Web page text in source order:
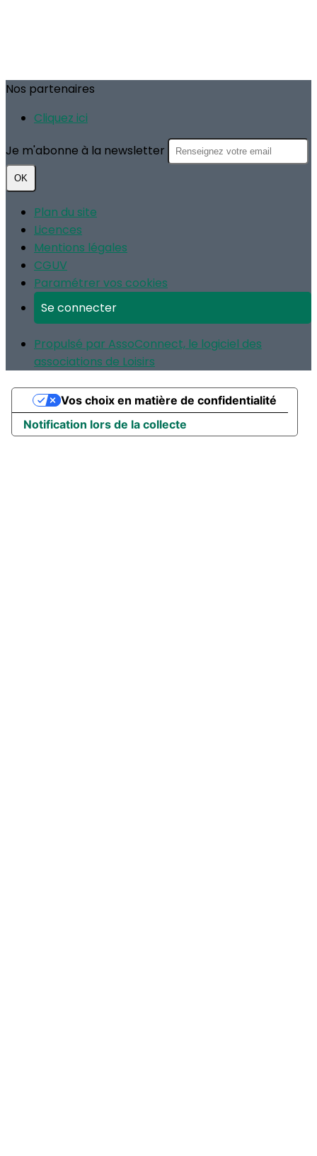
Nos partenaires
Cliquez ici
Je m'abonne à la newsletter
OK
Plan du site
Licences
Mentions légales
CGUV
Paramétrer vos cookies
Se connecter
Propulsé par AssoConnect, le logiciel des
associations de Loisirs
Notification lors de la collecte
Vos choix en matière de confidentialité